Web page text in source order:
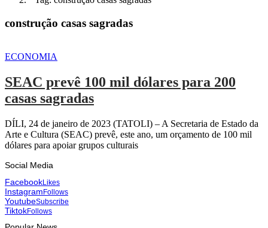
construção casas sagradas
ECONOMIA
SEAC prevê 100 mil dólares para 200
casas sagradas
DÍLI, 24 de janeiro de 2023 (TATOLI) – A Secretaria de Estado da
Arte e Cultura (SEAC) prevê, este ano, um orçamento de 100 mil
dólares para apoiar grupos culturais
Social Media
FacebookLikes
InstagramFollows
YoutubeSubscribe
TiktokFollows